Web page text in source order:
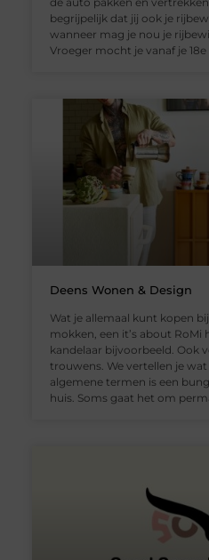
begrijpelijk dat jij ook je
wanneer mag je nou je
Vroeger mocht je vanaf je
Deens Wonen & Design
Wat je allemaal kunt kopen
mokken, een it’s about RoMi
kandelaar bijvoorbeeld. Ook
trouwens. We vertellen je
algemene termen is een
huis. Soms gaat het om